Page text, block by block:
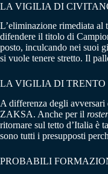
LA VIGILIA DI
L’eliminazione rimediata al
difendere il titolo di
posto, inculcando nei suoi
si vuole tenere stretto. Il
LA VIGILIA DI TRENTO
A differenza degli avversari
ZAKSA. Anche per il roster
ritornare sul tetto d’Italia è
sono tutti i presupposti
PROBABILI